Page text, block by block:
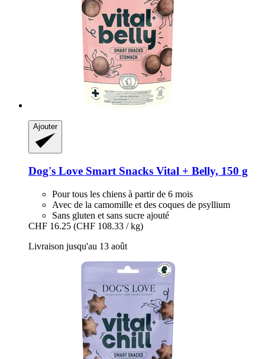
Ajouter
Dog's Love Smart Snacks Vital + Belly, 150 g
Pour tous les chiens à partir de 6 mois
Avec de la camomille et des coques de psyllium
Sans gluten et sans sucre ajouté
CHF 16.25 (CHF 108.33 / kg)
Livraison jusqu'au 13 août